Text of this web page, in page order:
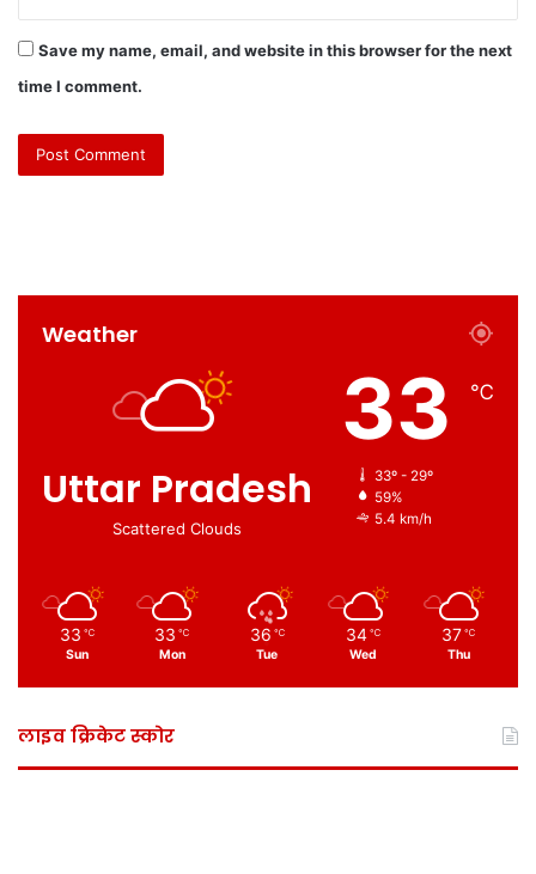
Save my name, email, and website in this browser for the next
time I comment.
Weather
Uttar Pradesh
Scattered Clouds
33 ℃
33º - 29º
59%
5.4 km/h
33 ℃
Sun
33 ℃
Mon
36 ℃
Tue
34 ℃
Wed
37 ℃
Thu
लाइव क्रिकेट स्कोर